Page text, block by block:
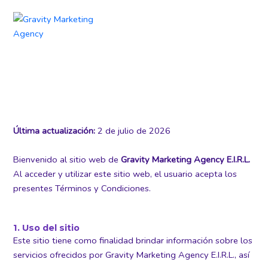
contenido
Última actualización: 2 de julio de 2026
Bienvenido al sitio web deGravity Marketing Agency E.I.R.L.
Al acceder y utilizar este sitio web, el usuario acepta los
presentes Términos y Condiciones.
1. Uso del sitio
Este sitio tiene como finalidad brindar información sobre los
servicios ofrecidos por Gravity Marketing Agency E.I.R.L., así